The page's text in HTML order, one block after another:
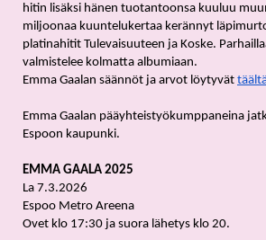
hitin lisäksi hänen tuotantoonsa kuuluu
miljoonaa kuuntelukertaa kerännyt
platinahitit Tulevaisuuteen ja Koske.
valmistelee kolmatta albumiaan.
Emma Gaalan säännöt ja arvot löytyvät
Emma Gaalan pääyhteistyökumppaneina
Espoon kaupunki.
EMMA GAALA 2025
La 7.3.2026
Espoo Metro Areena
Ovet klo 17:30 ja suora lähetys klo 20.